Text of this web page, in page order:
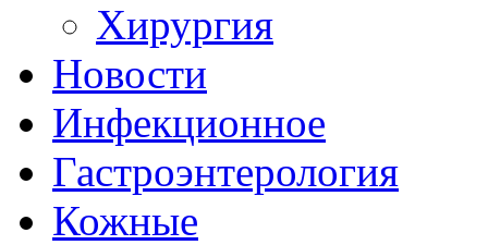
Хирургия
Новости
Инфекционное
Гастроэнтерология
Кожные